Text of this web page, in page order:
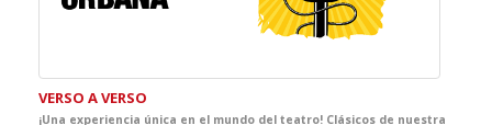
VERSO A VERSO
¡Una experiencia única en el mundo del teatro! Clásicos de nuestra